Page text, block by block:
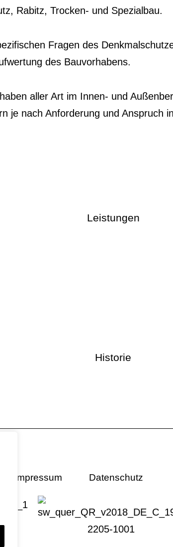
Rabitz, Trocken- und Spezialbau.
Fragen des
des Bauvorhabens.
aller Art im Innen- und
je nach Anforderung und Anspruch
Leistungen
Historie
Impressum Datenschutz